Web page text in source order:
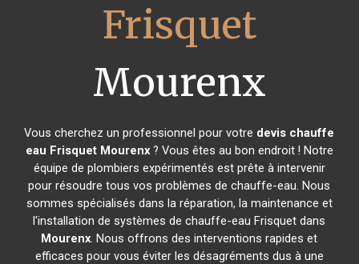
Frisquet
Mourenx
Vous cherchez un professionnel pour votre devis chauffe
eau Frisquet Mourenx? Vous êtes au bon endroit ! Notre
équipe de plombiers expérimentés est prête à intervenir
pour résoudre tous vos problèmes de chauffe-eau. Nous
sommes spécialisés dans la réparation, la maintenance et
l'installation de systèmes de chauffe-eau Frisquet dans
Mourenx. Nous offrons des interventions rapides et
efficaces pour vous éviter les désagréments dus à une